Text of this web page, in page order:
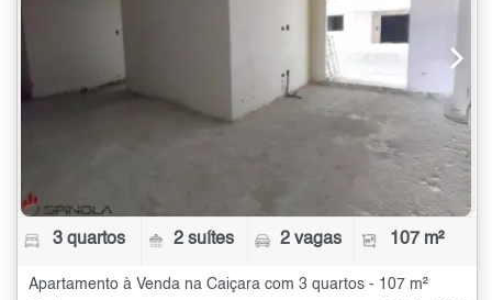
3 quartos 2 suítes 2 vagas 107 m²
Apartamento à Venda na Caiçara com 3 quartos - 107 m²